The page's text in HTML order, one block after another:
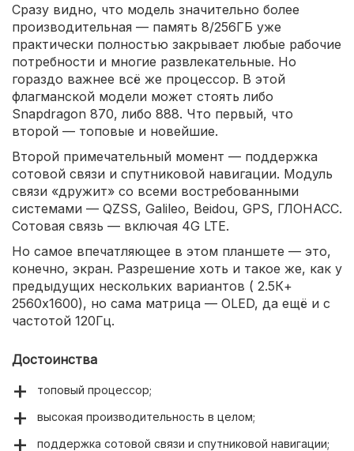
Сразу видно, что модель значительно более
производительная — память 8/256ГБ уже
практически полностью закрывает любые рабочие
потребности и многие развлекательные. Но
гораздо важнее всё же процессор. В этой
флагманской модели может стоять либо
Snapdragon 870, либо 888. Что первый, что
второй — топовые и новейшие.
Второй примечательный момент — поддержка
сотовой связи и спутниковой навигации. Модуль
связи «дружит» со всеми востребованными
системами — QZSS, Galileo, Beidou, GPS, ГЛОНАСС.
Сотовая связь — включая 4G LTE.
Но самое впечатляющее в этом планшете — это,
конечно, экран. Разрешение хоть и такое же, как у
предыдущих нескольких вариантов ( 2.5К+
2560x1600), но сама матрица — OLED, да ещё и с
частотой 120Гц.
Достоинства
топовый процессор;
высокая производительность в целом;
поддержка сотовой связи и спутниковой навигации;